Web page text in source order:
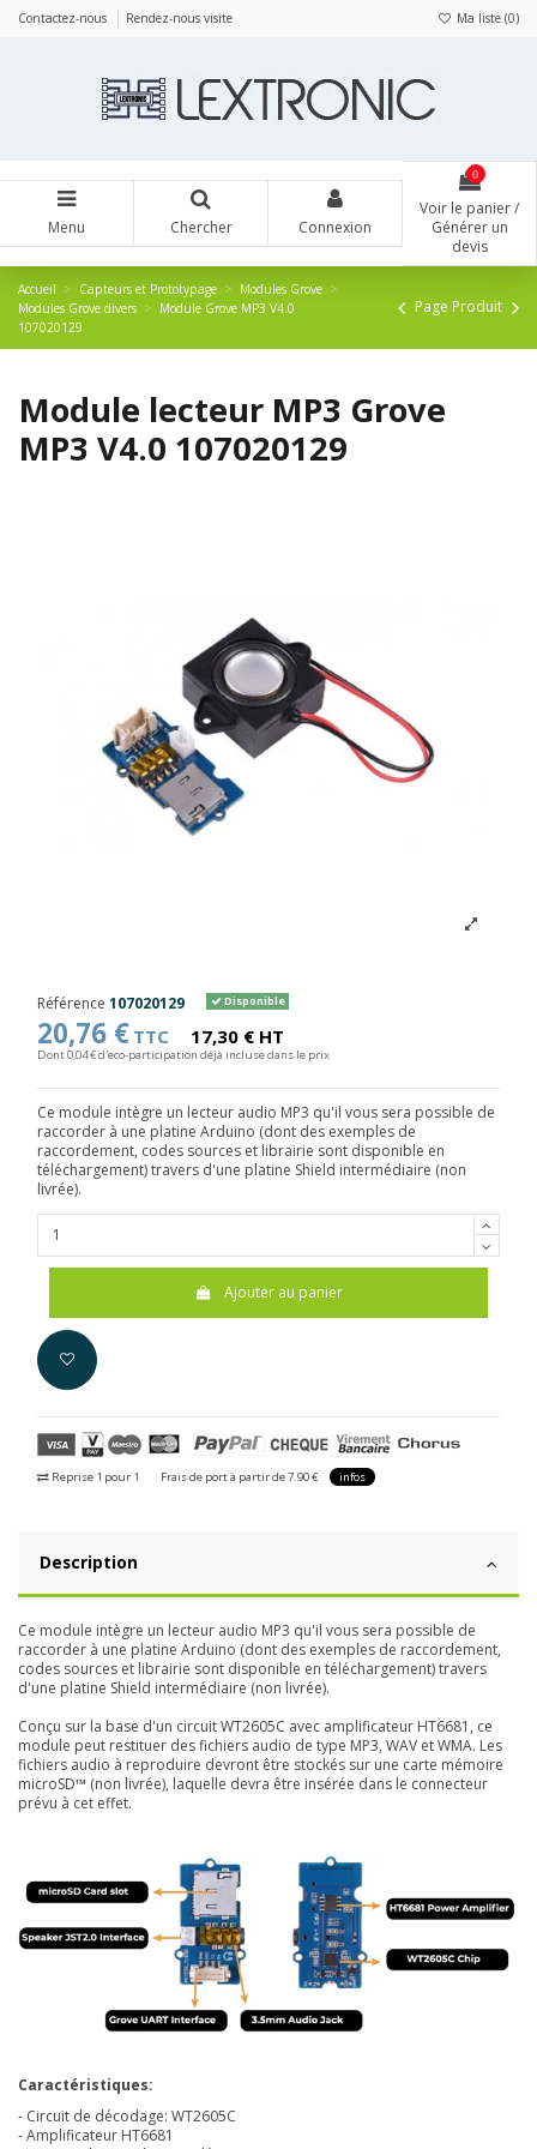
Contactez-nous Rendez-nous visite Ma liste (0)
Menu Chercher Connexion
0
Voir le panier /
Générer un
devis
Accueil Capteurs et Prototypage
Modules Grove
Modules Grove divers
Module Grove MP3 V4.0
107020129
Page Produit
Module lecteur MP3 Grove
MP3 V4.0 107020129
Référence 107020129 Disponible
20,76 € TTC 17,30 € HT
Dont 0,04 € d'eco-participation déjà incluse dans le prix
Ce module intègre un lecteur audio MP3 qu'il vous sera possible de
raccorder à une platine Arduino (dont des exemples de
raccordement, codes sources et librairie sont disponible en
téléchargement) travers d'une platine Shield intermédiaire (non
livrée).
Ajouter au panier
Reprise 1 pour 1 Frais de port à partir de 7.90 € infos
Description
Ce module intègre un lecteur audio MP3 qu'il vous sera possible de
raccorder à une platine Arduino (dont des exemples de raccordement,
codes sources et librairie sont disponible en téléchargement) travers
d'une platine Shield intermédiaire (non livrée).
Conçu sur la base d'un circuitWT2605C avec amplificateur HT6681 , ce
module peut restituer des fichiers audio de type MP3, WAV et WMA. Les
fichiers audio à reproduire devront être stockés sur une carte mémoire
microSD™ (non livrée), laquelle devra être insérée dans le connecteur
prévu à cet effet.
Caractéristiques:
- Circuit de décodage: WT2605C
- Amplificateur HT6681
Panneau de gestion des cookies